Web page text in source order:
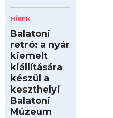
HÍREK
Balatoni
retró: a nyár
kiemelt
kiállítására
készül a
keszthelyi
Balatoni
Múzeum